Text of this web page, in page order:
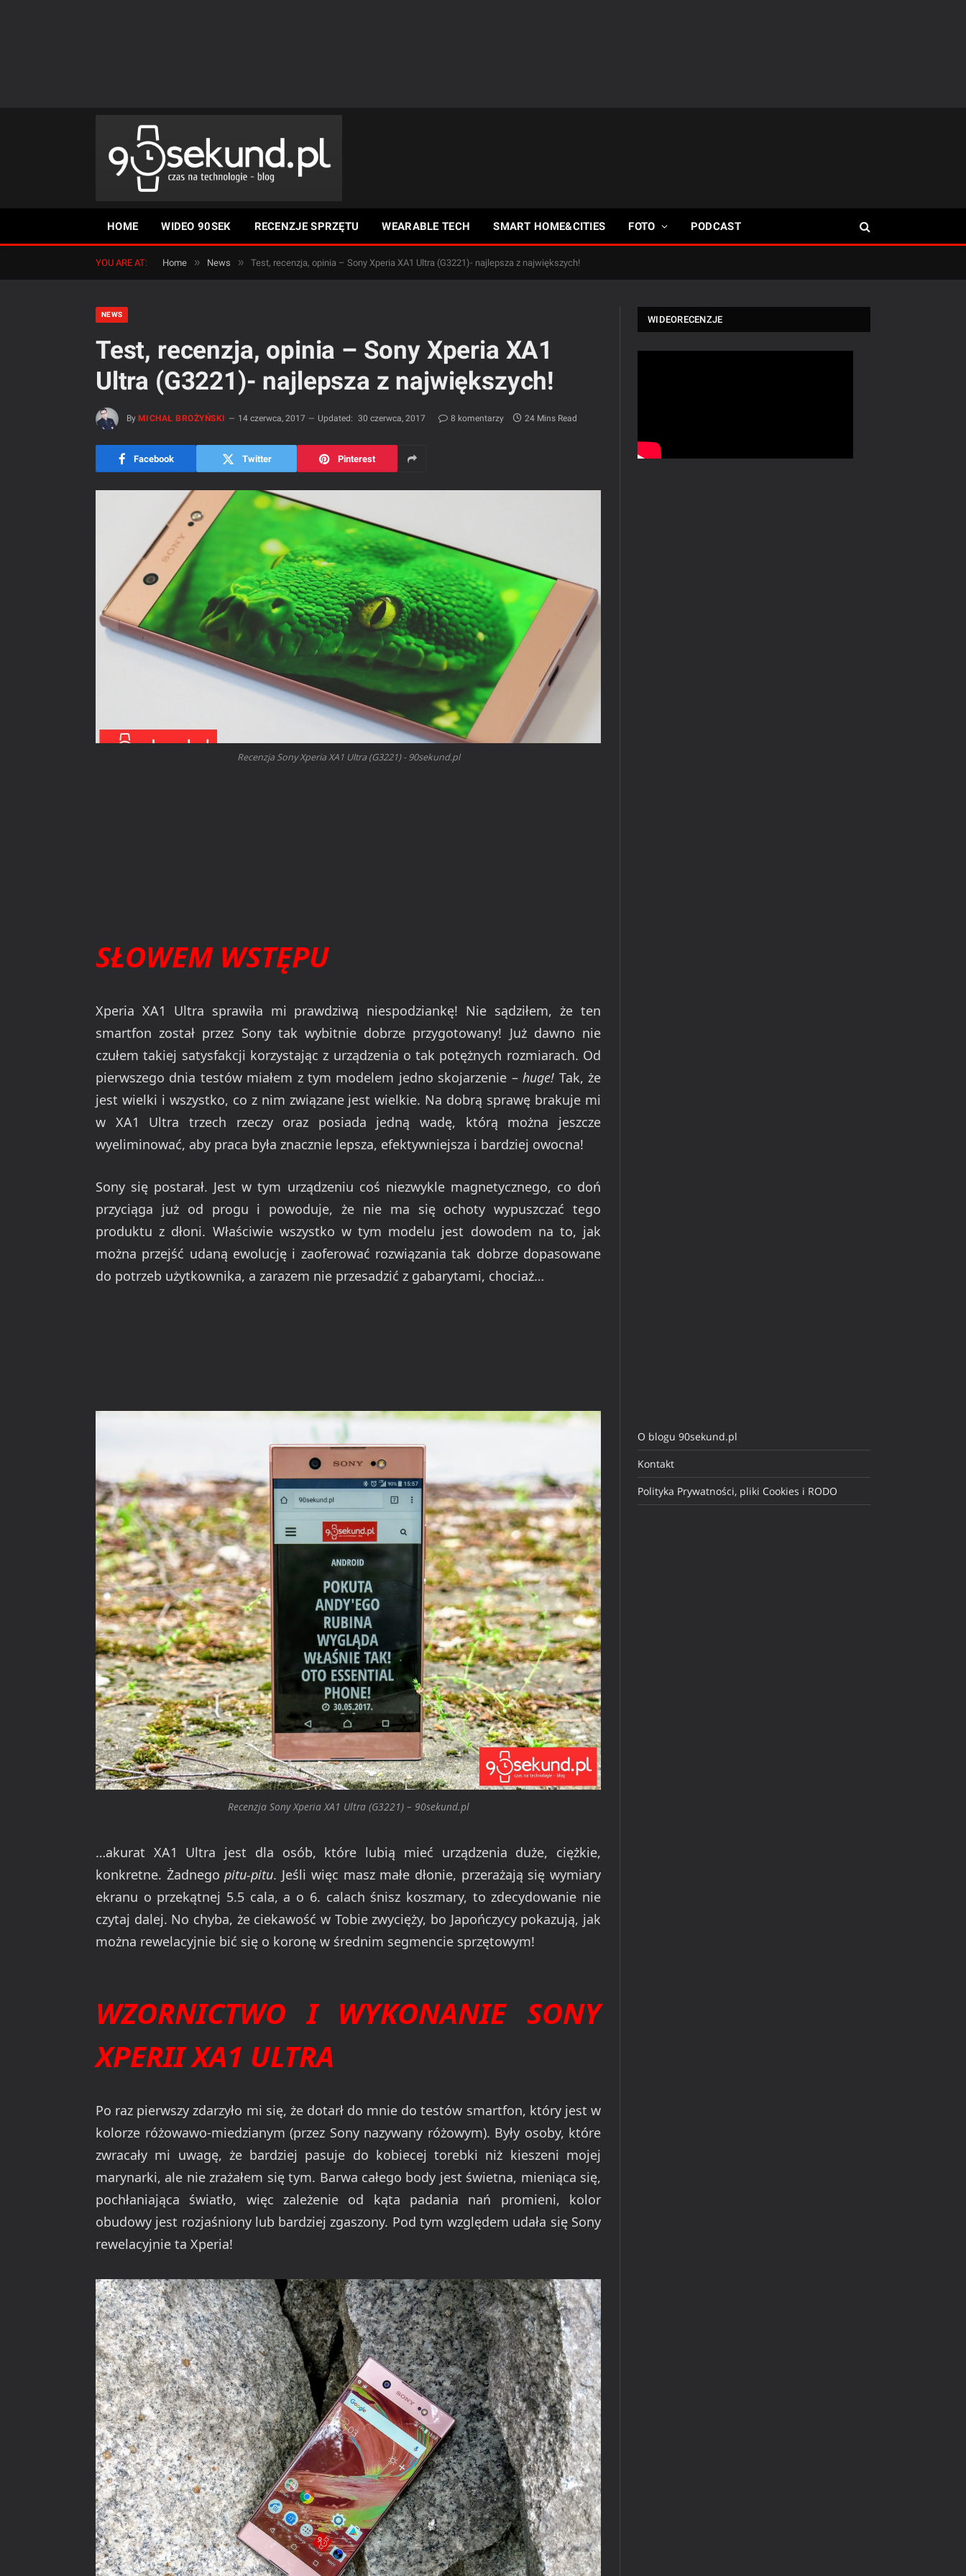
HOME WIDEO 90SEK RECENZJE SPRZĘTU WEARABLE TECH SMART HOME&CITIES FOTO PODCAST
YOU ARE AT: Home » News » Test, recenzja, opinia – Sony Xperia XA1 Ultra (G3221)- najlepsza z największych!
NEWS
Test, recenzja, opinia – Sony Xperia XA1
Ultra (G3221)- najlepsza z największych!
By MICHAŁ BROŻYŃSKI 14 czerwca, 2017 Updated: 30 czerwca, 2017 8 komentarzy 24 Mins Read
Facebook Twitter Pinterest
Recenzja Sony Xperia XA1 Ultra (G3221) - 90sekund.pl
SŁOWEM WSTĘPU
Xperia XA1 Ultra sprawiła mi prawdziwą niespodziankę! Nie sądziłem, że ten
smartfon został przez Sony tak wybitnie dobrze przygotowany! Już dawno nie
czułem takiej satysfakcji korzystając z urządzenia o tak potężnych rozmiarach. Od
pierwszego dnia testów miałem z tym modelem jedno skojarzenie –huge! Tak, że
jest wielki i wszystko, co z nim związane jest wielkie. Na dobrą sprawę brakuje mi
w XA1 Ultra trzech rzeczy oraz posiada jedną wadę, którą można jeszcze
wyeliminować, aby praca była znacznie lepsza, efektywniejsza i bardziej owocna!
Sony się postarał. Jest w tym urządzeniu coś niezwykle magnetycznego, co doń
przyciąga już od progu i powoduje, że nie ma się ochoty wypuszczać tego
produktu z dłoni. Właściwie wszystko w tym modelu jest dowodem na to, jak
można przejść udaną ewolucję i zaoferować rozwiązania tak dobrze dopasowane
do potrzeb użytkownika, a zarazem nie przesadzić z gabarytami, chociaż…
Recenzja Sony Xperia XA1 Ultra (G3221) – 90sekund.pl
…akurat XA1 Ultra jest dla osób, które lubią mieć urządzenia duże, ciężkie,
konkretne. Żadnegopitu-pitu. Jeśli więc masz małe dłonie, przerażają się wymiary
ekranu o przekątnej 5.5 cala, a o 6. calach śnisz koszmary, to zdecydowanie nie
czytaj dalej. No chyba, że ciekawość w Tobie zwycięży, bo Japończycy pokazują, jak
można rewelacyjnie bić się o koronę w średnim segmencie sprzętowym!
WZORNICTWO I WYKONANIE SONY
XPERII XA1 ULTRA
Po raz pierwszy zdarzyło mi się, że dotarł do mnie do testów smartfon, który jest w
kolorze różowawo-miedzianym (przez Sony nazywany różowym). Były osoby, które
zwracały mi uwagę, że bardziej pasuje do kobiecej torebki niż kieszeni mojej
marynarki, ale nie zrażałem się tym. Barwa całego body jest świetna, mieniąca się,
pochłaniająca światło, więc zależenie od kąta padania nań promieni, kolor
obudowy jest rozjaśniony lub bardziej zgaszony. Pod tym względem udała się Sony
rewelacyjnie ta Xperia!
WIDEORECENZJE
O blogu 90sekund.pl
Kontakt
Polityka Prywatności, pliki Cookies i RODO